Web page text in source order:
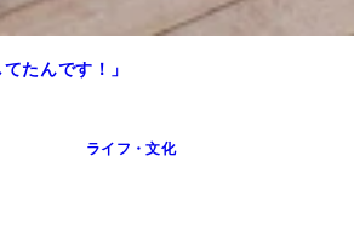
たんです！」
ライフ・文化